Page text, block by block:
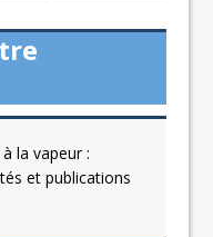
la vapeur :
et publications